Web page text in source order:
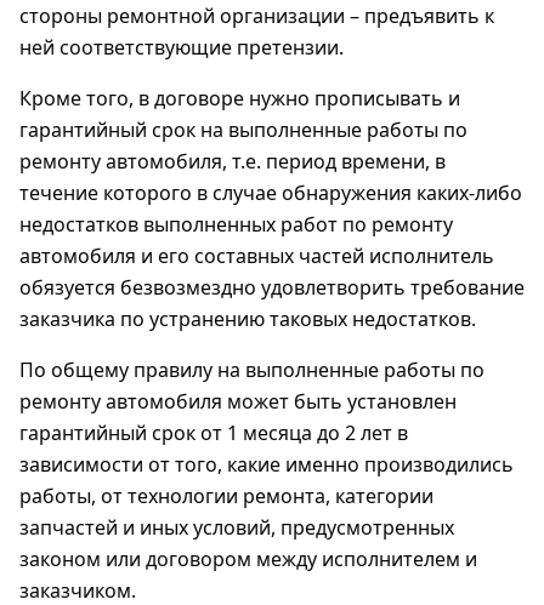
стороны ремонтной организации – предъявить к
ней соответствующие претензии.
Кроме того, в договоре нужно прописывать и
гарантийный срок на выполненные работы по
ремонту автомобиля, т.е. период времени, в
течение которого в случае обнаружения каких-либо
недостатков выполненных работ по ремонту
автомобиля и его составных частей исполнитель
обязуется безвозмездно удовлетворить требование
заказчика по устранению таковых недостатков.
По общему правилу на выполненные работы по
ремонту автомобиля может быть установлен
гарантийный срок от 1 месяца до 2 лет в
зависимости от того, какие именно производились
работы, от технологии ремонта, категории
запчастей и иных условий, предусмотренных
законом или договором между исполнителем и
заказчиком.